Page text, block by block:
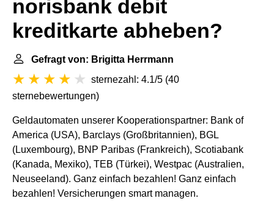
norisbank debit
kreditkarte abheben?
Gefragt von: Brigitta Herrmann
sternezahl: 4.1/5 (40
sternebewertungen)
Geldautomaten unserer Kooperationspartner: Bank of
America (USA), Barclays (Großbritannien), BGL
(Luxembourg), BNP Paribas (Frankreich), Scotiabank
(Kanada, Mexiko), TEB (Türkei), Westpac (Australien,
Neuseeland). Ganz einfach bezahlen! Ganz einfach
bezahlen! Versicherungen smart managen.